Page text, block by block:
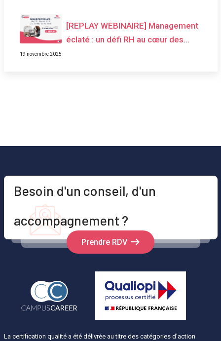
[REPLAY WEBINAIRE] Management
éclaté : un défi RH au cœur des
19 novembre 2025
Besoin d'un conseil, d'un
accompagnement ?
Prendre RDV
La certification qualité a été délivrée au titre des catégories d'action